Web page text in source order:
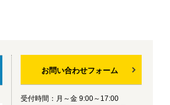
お問い合わせフォーム
受付時間：月～金 9:00～17:00